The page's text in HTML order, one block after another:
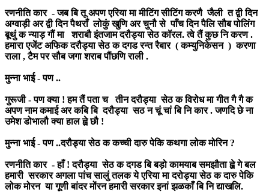
रणनीति कार - जब बि तू अपण एरिया मा मीटिंग सीटिंग करणै जैली त द्वी दिन
अग्वाड़ी अर द्वी दिन पैथराँ लोकुं खुणि अर चुनौ से पाँच दिन पैलि सौब पोलिंग
बूथुं क न्याड़ गौं मा शराबौ इंतजाम दरौड्या सेठ कॉरल. त्वे तैं कुछ नि करण .
हमारा एजेंट अफिक दरौड्या सेठ क दगड रन्त रैबार ( कम्युनिकेसन ) करणा
राला , टैम पर सौब जगा शराब पौंछणि राली .
मुन्ना भाई - पण ..
गुरूजी - पण क्या ! हम तैं पता च तीन दरौड्या सेठ क विरोध मा गीत गै गै क
अपण नाम कमाई अर कबि बि दरौड्या सठ न चूं चां बि नि कार . जणदि छे ना
उमेश डोभालौ क्या हाल ह्व़े छौ !
मुन्ना भाई - पण ..दरौड्या सेठ क कच्ची दारु पेकि कथगा लोक मोरिन ?
रणनीति कार - हाँ ! दरौड्या सेठ क दगड बि बड़ो कामयाब समझौता ह्व़े गे बल
हमारी सरकार अगला पांच सालुं तलक ये एरिया मा दरोड्या सेठ क दारु पेकि
लोक मोरन या गूणी बांदर मोंरन हमारी सरकार इनां झळकाँ बि नि द्याखलि.